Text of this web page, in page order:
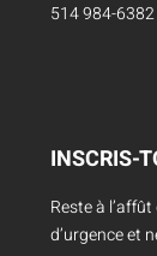
514 984-6382
INSCRIS-
Reste à
d’urgence et